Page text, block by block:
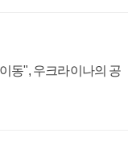
동", 우크라이나의 공